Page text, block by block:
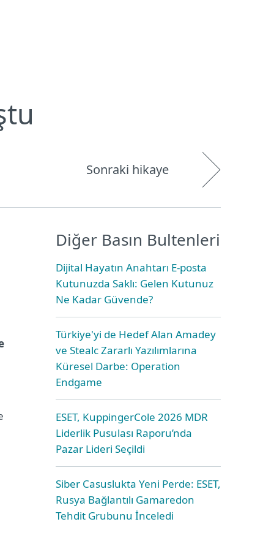
Sonraki hikaye
Diğer Basın Bultenleri
Dijital Hayatın Anahtarı E-posta
Kutunuzda Saklı: Gelen Kutunuz
Ne Kadar Güvende?
Türkiye'yi de Hedef Alan Amadey
ve Stealc Zararlı Yazılımlarına
Küresel Darbe: Operation
Endgame
ESET, KuppingerCole 2026 MDR
Liderlik Pusulası Raporu’nda
Pazar Lideri Seçildi
Siber Casuslukta Yeni Perde: ESET,
Rusya Bağlantılı Gamaredon
Tehdit Grubunu İnceledi